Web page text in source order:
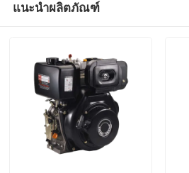
แนะนำผลิตภัณฑ์